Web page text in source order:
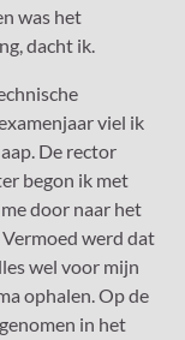
was het
dacht ik.
viel ik
De rector
begon ik met
door naar het
werd dat
wel voor mijn
ophalen. Op de
in het